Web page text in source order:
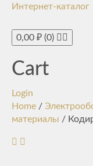
Интернет-каталог
0,00 ₽ (0)
Cart
Login
Home /
материалы /